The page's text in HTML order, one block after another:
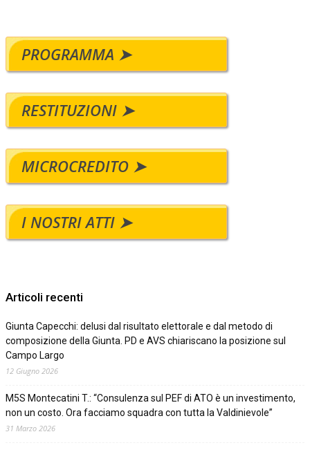
PROGRAMMA ➤
RESTITUZIONI ➤
MICROCREDITO ➤
I NOSTRI ATTI ➤
Articoli recenti
Giunta Capecchi: delusi dal risultato elettorale e dal metodo di
composizione della Giunta. PD e AVS chiariscano la posizione sul
Campo Largo
12 Giugno 2026
M5S Montecatini T.: “Consulenza sul PEF di ATO è un investimento,
non un costo. Ora facciamo squadra con tutta la Valdinievole”
31 Marzo 2026